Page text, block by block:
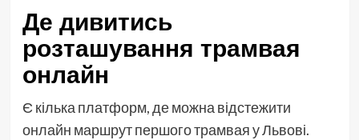
Де дивитись
розташування трамвая
онлайн
Є кілька платформ, де можна відстежити
онлайн маршрут першого трамвая у Львові.